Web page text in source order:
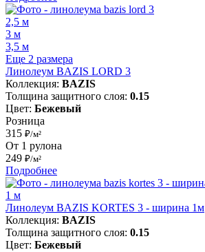
2,5 м
3 м
3,5 м
Еще 2 размера
Линолеум BAZIS LORD 3
Коллекция: BAZIS
Толщина защитного слоя: 0.15
Цвет: Бежевый
Розница
315 ₽/м²
От 1 рулона
249 ₽/м²
Подробнее
1 м
Линолеум BAZIS KORTES 3 - ширина 1м
Коллекция: BAZIS
Толщина защитного слоя: 0.15
Цвет: Бежевый